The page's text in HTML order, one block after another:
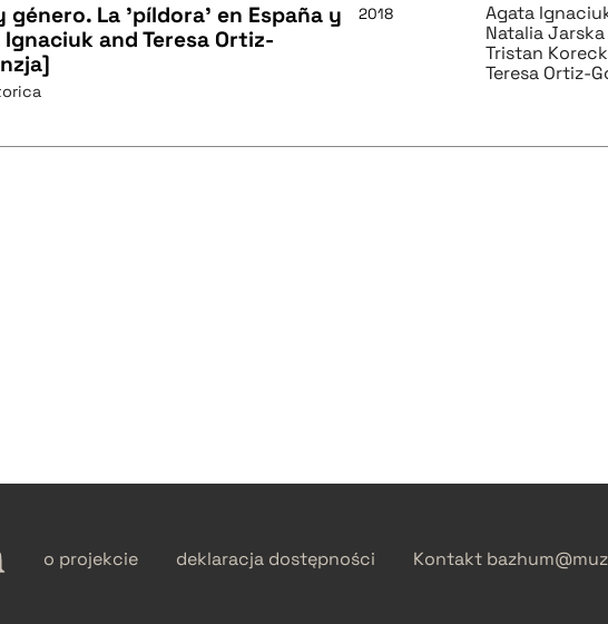
La 'píldora' en España y
and Teresa Ortiz-
2018
Agata
Natalia Jarska
Tristan
Teresa Ortiz-
o projekcie deklaracja dostępności Kontakt